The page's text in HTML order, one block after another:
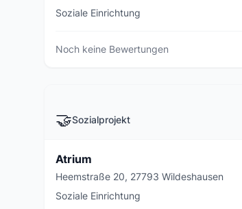
Soziale Einrichtung
Noch keine Bewertungen
🤝Sozialprojekt
Atrium
Heemstraße 20, 27793 Wildeshausen
Soziale Einrichtung